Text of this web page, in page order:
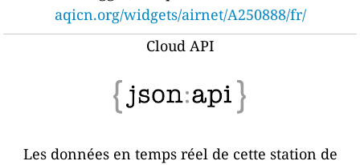
aqicn.org/widgets/airnet/A250888/fr/
Cloud API
Les données en temps réel de cette station de